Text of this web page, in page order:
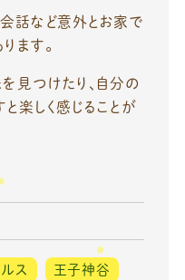
話など意外とお家で
ます。
見つけたり、自分の
楽しく感じることが
ス 王子神谷